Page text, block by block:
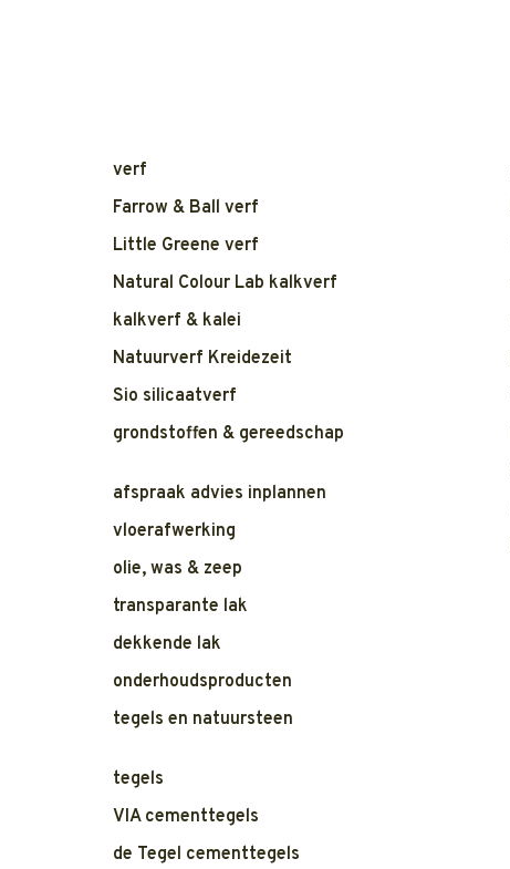
verf
Farrow & Ball verf
Little Greene verf
Natural Colour Lab kalkverf
kalkverf & kalei
Natuurverf Kreidezeit
Sio silicaatverf
grondstoffen & gereedschap
afspraak advies inplannen
vloerafwerking
olie, was & zeep
transparante lak
dekkende lak
onderhoudsproducten
tegels en natuursteen
tegels
VIA cementtegels
de Tegel cementtegels